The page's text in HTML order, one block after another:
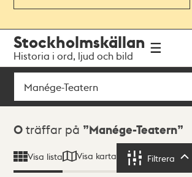
navigationen
huvudinnehållet
Stockholmskällan
Historia i ord, ljud och bild
Sök
Sökresultat
0 träffar på Manége-Teatern
Visa lista Visa karta Filtrera